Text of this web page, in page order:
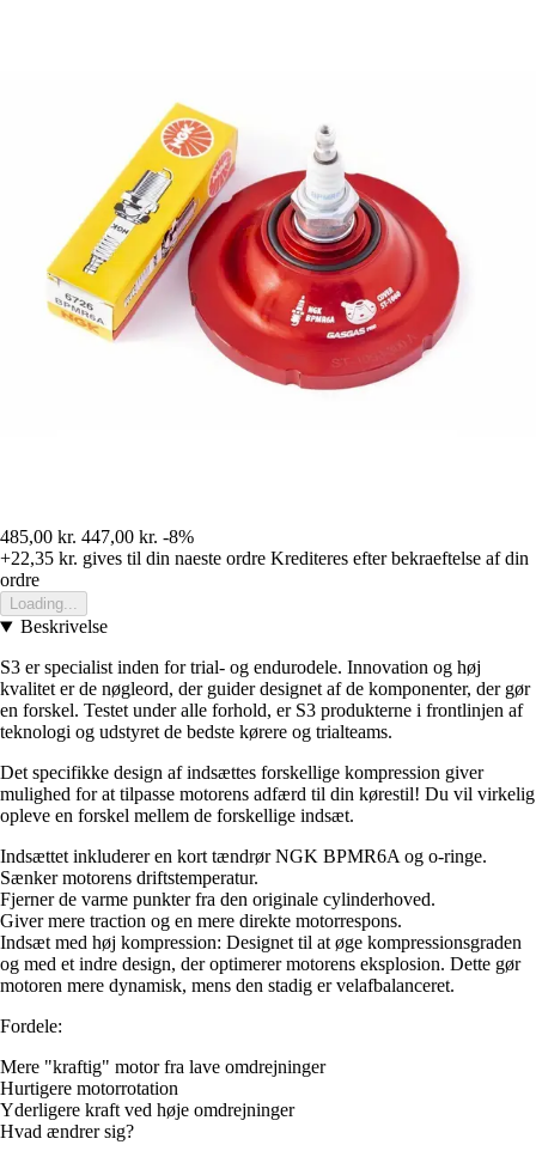
485,00 kr. 447,00 kr. -8%
+22,35 kr. gives til din naeste ordre Krediteres efter bekraeftelse af din
ordre
Loading...
Beskrivelse
S3 er specialist inden for trial- og endurodele. Innovation og høj
kvalitet er de nøgleord, der guider designet af de komponenter, der gør
en forskel. Testet under alle forhold, er S3 produkterne i frontlinjen af
teknologi og udstyret de bedste kørere og trialteams.
Det specifikke design af indsættes forskellige kompression giver
mulighed for at tilpasse motorens adfærd til din kørestil! Du vil virkelig
opleve en forskel mellem de forskellige indsæt.
Indsættet inkluderer en kort tændrør NGK BPMR6A og o-ringe.
Sænker motorens driftstemperatur.
Fjerner de varme punkter fra den originale cylinderhoved.
Giver mere traction og en mere direkte motorrespons.
Indsæt med høj kompression: Designet til at øge kompressionsgraden
og med et indre design, der optimerer motorens eksplosion. Dette gør
motoren mere dynamisk, mens den stadig er velafbalanceret.
Fordele:
Mere "kraftig" motor fra lave omdrejninger
Hurtigere motorrotation
Yderligere kraft ved høje omdrejninger
Hvad ændrer sig?